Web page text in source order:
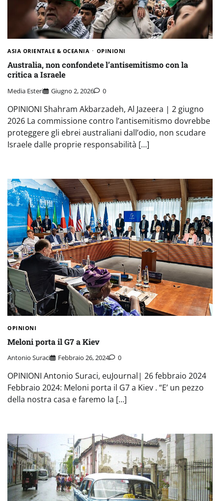
ASIA ORIENTALE & OCEANIA OPINIONI
Australia, non confondete l’antisemitismo con la
critica a Israele
Media Esteri Giugno 2, 2026 0
OPINIONI Shahram Akbarzadeh, Al Jazeera | 2 giugno
2026 La commissione contro l’antisemitismo dovrebbe
proteggere gli ebrei australiani dall’odio, non scudare
Israele dalle proprie responsabilità […]
OPINIONI
Meloni porta il G7 a Kiev
Antonio Suraci Febbraio 26, 2024 0
OPINIONI Antonio Suraci, euJournal| 26 febbraio 2024
Febbraio 2024: Meloni porta il G7 a Kiev . “E’ un pezzo
della nostra casa e faremo la […]